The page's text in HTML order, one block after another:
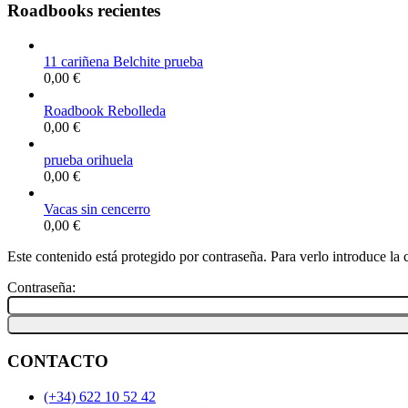
Roadbooks recientes
11 cariñena Belchite prueba
0,00 €
Roadbook Rebolleda
0,00 €
prueba orihuela
0,00 €
Vacas sin cencerro
0,00 €
Este contenido está protegido por contraseña. Para verlo introduce la
Contraseña:
CONTACTO
(+34) 622 10 52 42